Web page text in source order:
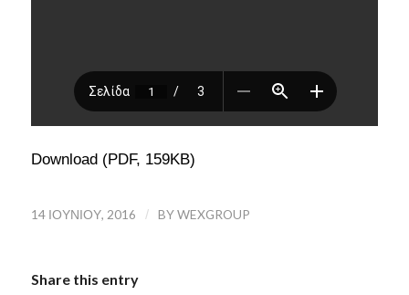
Download (PDF, 159KB)
14 ΙΟΥΝΊΟΥ, 2016 / BYWEXGROUP
Share this entry